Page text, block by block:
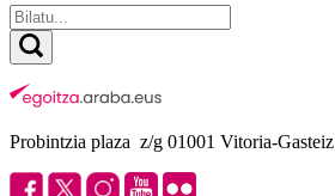
Probintzia plaza z/g 01001 Vitoria-Gasteiz